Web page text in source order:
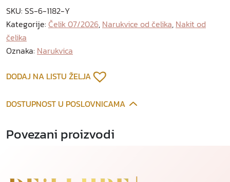
k
v
i
c
o
p
l
SKU: SS-6-1182-Y
Kategorije: Čelik 07/2026, Narukvice od čelika, Nakit od
čelika
Oznaka: Narukvica
DODAJ NA LISTU ŽELJA
DOSTUPNOST U POSLOVNICAMA
Povezani proizvodi